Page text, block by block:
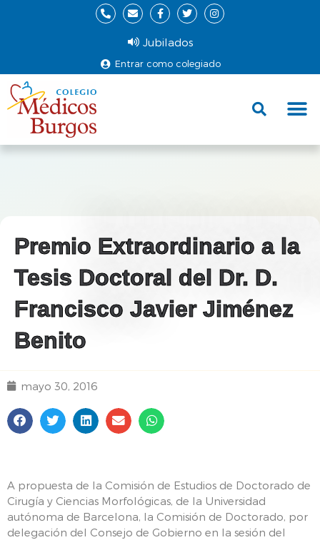
Entrar como colegiado
Jubilados
Premio Extraordinario a la
Tesis Doctoral del Dr. D.
Francisco Javier Jiménez
Benito
mayo 30, 2016
A propuesta de la Comisión de Estudios de Doctorado de
Cirugía y Ciencias Morfológicas, de la Universidad
autónoma de Barcelona, la Comisión de Doctorado, por
delegación del Consejo de Gobierno en la sesión del